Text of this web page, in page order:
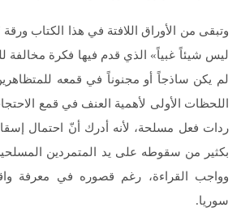
وتبقى من الأوراق اللافتة في هذا الكتاب ورقة
ليس شيئاً غبياً» الذي قدم فيها فكرة مخالفة
لم يكن ساذجاً أو مجنوناً في قمعه
اللحظات الأولى لأهمية العنف في قمع
ردات فعل مسلحة، لأنه أدرك أنّ احتمال
بكثير من سقوطه على يد المتمردين
وواجب القراءة، رغم قصوره في معرفة
سوريا.